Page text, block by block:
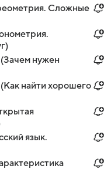
Сложные
нужен
найти хорошего
язык.